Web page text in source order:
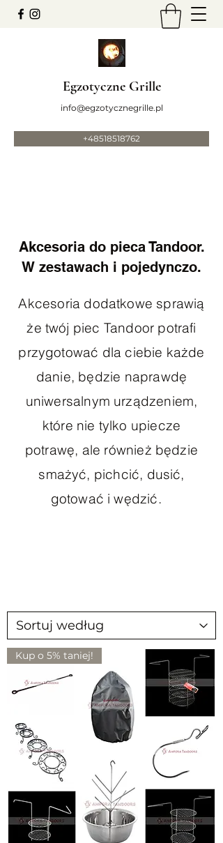
Egzotyczne Grille
info@egzotycznegrille.pl
+48518518762
Akcesoria do pieca Tandoor.
W zestawach i pojedynczo.
Akcesoria dodatkowe sprawią
że twój piec Tandoor potrafi
przygotować dla ciebie każde
danie, będzie naprawdę
uniwersalnym urządzeniem,
które nie tylko upiecze
potrawę, ale również będzie
smażyć, pichcić, dusić,
gotować i wędzić.
Kup o 5% taniej!